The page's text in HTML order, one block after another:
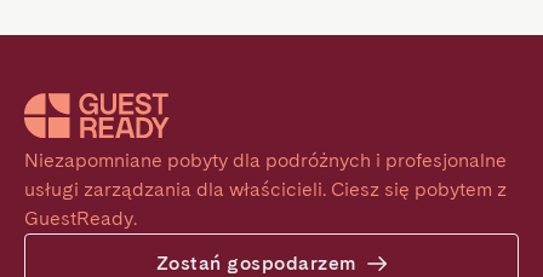
Niezapomniane pobyty dla podróżnych i profesjonalne
usługi zarządzania dla właścicieli. Ciesz się pobytem z
GuestReady.
Zostań gospodarzem